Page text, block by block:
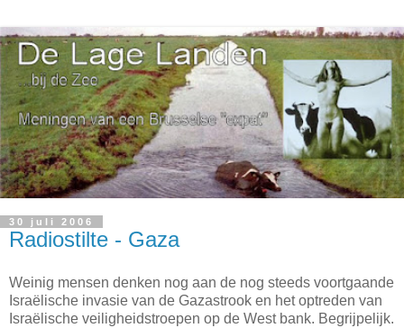
30 juli 2006
Radiostilte - Gaza
Weinig mensen denken nog aan de nog steeds voortgaande
Israëlische invasie van de Gazastrook en het optreden van
Israëlische veiligheidstroepen op de West bank. Begrijpelijk.